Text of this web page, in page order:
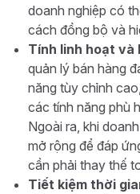
doanh nghiệp có
cách đồng bộ và
Tính linh hoạt và
quản lý bán hàng
năng tùy chỉnh
các tính năng phù
Ngoài ra, khi
mở rộng để đáp
cần phải thay thế
Tiết kiệm thời